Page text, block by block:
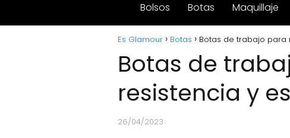
Bolsos Botas Maquillaje
Es Glamour Botas Botas de trabajo para
Botas de
resistencia y
26/04/2023